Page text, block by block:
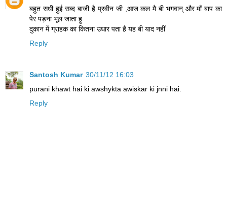
बहुत सधी हुई सब्द बाजी है प्रवीन जी ,आज कल मै बी भगवान् और माँ बाप का
पेर पड़ना भूल जाता हु
दुकान में ग्राहक का कितना उधार पता है यह बी याद नहीं
Reply
Santosh Kumar 30/11/12 16:03
purani khawt hai ki awshykta awiskar ki jnni hai.
Reply